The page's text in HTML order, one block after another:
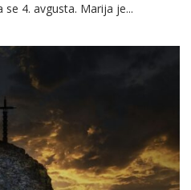
Magdalena
Blaga
4. avgusta. Marija je...